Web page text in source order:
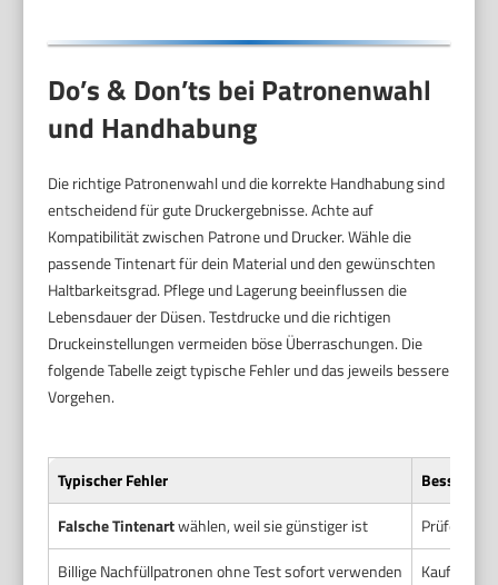
Do’s & Don’ts bei Patronenwahl
und Handhabung
Die richtige Patronenwahl und die korrekte Handhabung sind
entscheidend für gute Druckergebnisse. Achte auf
Kompatibilität zwischen Patrone und Drucker. Wähle die
passende Tintenart für dein Material und den gewünschten
Haltbarkeitsgrad. Pflege und Lagerung beeinflussen die
Lebensdauer der Düsen. Testdrucke und die richtigen
Druckeinstellungen vermeiden böse Überraschungen. Die
folgende Tabelle zeigt typische Fehler und das jeweils bessere
Vorgehen.
Typischer Fehler
Besser so
Falsche Tintenartwählen, weil sie günstiger ist
Prüfe
Billige Nachfüllpatronen ohne Test sofort verwenden
Kaufe von